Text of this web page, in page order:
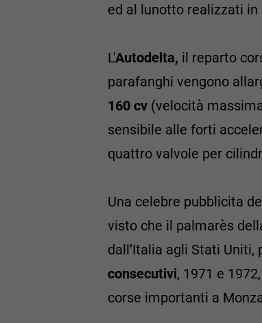
ed al lunotto realizzati
L'Autodelta, il reparto
parafanghi vengono
160 cv (velocità
sensibile alle forti
quattro valvole per
Una celebre pubblicita
visto che il palmarès
dall’Italia agli Stati
consecutivi, 1971 e
corse importanti a